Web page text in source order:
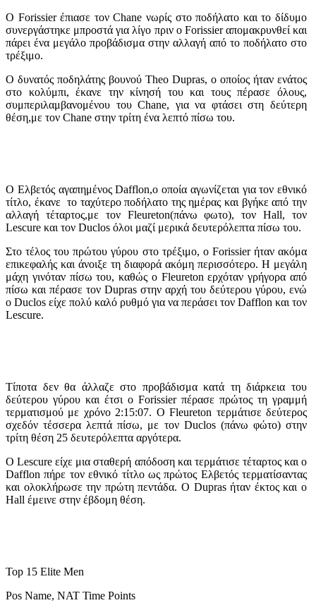
Ο Forissier έπιασε τον Chane νωρίς στο ποδήλατο και το δίδυμο
συνεργάστηκε μπροστά για λίγο πριν ο Forissier απομακρυνθεί και
πάρει ένα μεγάλο προβάδισμα στην αλλαγή από το ποδήλατο στο
τρέξιμο.
Ο δυνατός ποδηλάτης βουνού Theo Dupras, ο οποίος ήταν ενάτος
στο κολύμπι, έκανε την κίνησή του και τους πέρασε όλους,
συμπεριλαμβανομένου του Chane, για να φτάσει στη δεύτερη
θέση,με τον Chane στην τρίτη ένα λεπτό πίσω του.
Ο Ελβετός αγαπημένος Dafflon,o οποία αγωνίζεται για τον εθνικό
τίτλο, έκανε το ταχύτερο ποδήλατο της ημέρας και βγήκε από την
αλλαγή τέταρτος,με τον Fleureton(πάνω φωτο), τον Hall, τον
Lescure και τον Duclos όλοι μαζί μερικά δευτερόλεπτα πίσω του.
Στο τέλος του πρώτου γύρου στο τρέξιμο, ο Forissier ήταν ακόμα
επικεφαλής και άνοιξε τη διαφορά ακόμη περισσότερο. Η μεγάλη
μάχη γινόταν πίσω του, καθώς ο Fleureton ερχόταν γρήγορα από
πίσω και πέρασε τον Dupras στην αρχή του δεύτερου γύρου, ενώ
ο Duclos είχε πολύ καλό ρυθμό για να περάσει τον Dafflon και τον
Lescure.
Τίποτα δεν θα άλλαζε στο προβάδισμα κατά τη διάρκεια του
δεύτερου γύρου και έτσι ο Forissier πέρασε πρώτος τη γραμμή
τερματισμού με χρόνο 2:15:07. Ο Fleureton τερμάτισε δεύτερος
σχεδόν τέσσερα λεπτά πίσω, με τον Duclos (πάνω φώτο) στην
τρίτη θέση 25 δευτερόλεπτα αργότερα.
Ο Lescure είχε μια σταθερή απόδοση και τερμάτισε τέταρτος και ο
Dafflon πήρε τον εθνικό τίτλο ως πρώτος Ελβετός τερματίσαντας
και ολοκλήρωσε την πρώτη πεντάδα. Ο Dupras ήταν έκτος και ο
Hall έμεινε στην έβδομη θέση.
Top 15 Elite Men
Pos Name, NAT Time Points